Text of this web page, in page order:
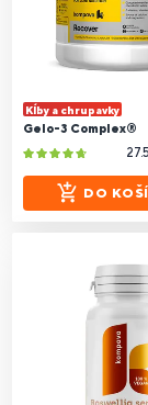
Kĺby a chrupavky
Gelo-3 Complex®
DO